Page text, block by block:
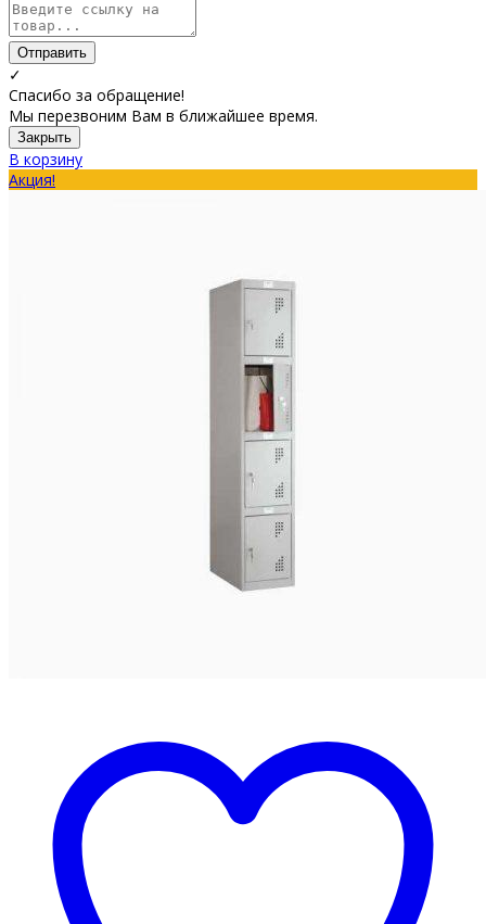
Отправить
✓
Спасибо за обращение!
Мы перезвоним Вам в ближайшее время.
Закрыть
В корзину
Акция!